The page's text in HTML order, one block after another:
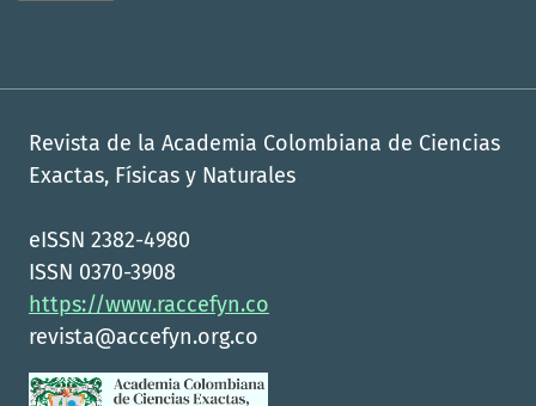
Revista de la Academia Colombiana de Ciencias
Exactas, Físicas y Naturales
eISSN 2382-4980
ISSN 0370-3908
https://www.raccefyn.co
revista@accefyn.org.co